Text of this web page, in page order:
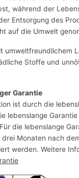
während der
Entsorgung des
auf die Umwelt
umweltfreundlichem
Stoffe und
Garantie
ist durch die
lebenslange
die lebenslange
Monaten nach
werden. Weitere